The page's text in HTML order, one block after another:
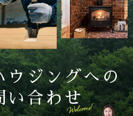
ウジングへの
い合わせ